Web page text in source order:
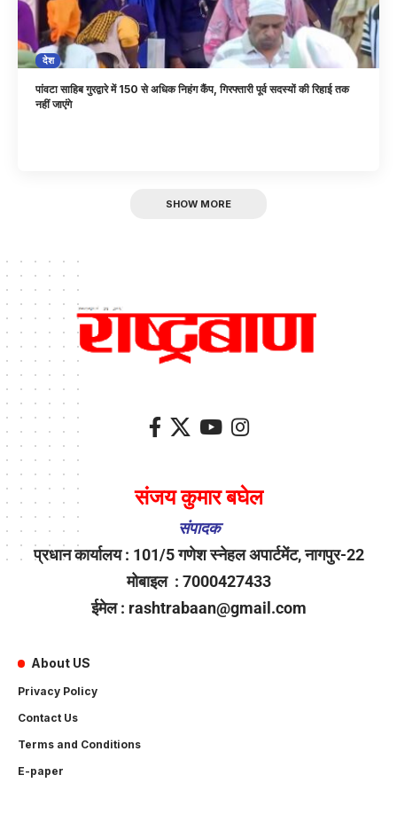
देश
पांवटा साहिब गुरद्वारे में 150 से अधिक निहंग कैंप, गिरफ्तारी पूर्व सदस्यों की रिहाई तक
नहीं जाएंगे
SHOW MORE
संजय कुमार बघेल
संपादक
प्रधान कार्यालय : 101/5 गणेश स्नेहल अपार्टमेंट, नागपुर-22
मोबाइल : 7000427433
ईमेल : rashtrabaan@gmail.com
About US
Privacy Policy
Contact Us
Terms and Conditions
E-paper